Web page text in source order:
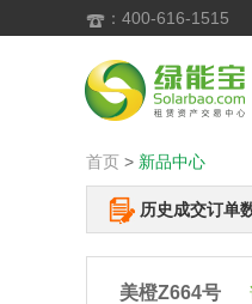
 ：400-616-1515
首页 > 新品中心
历史成交订单
美橙Z664号